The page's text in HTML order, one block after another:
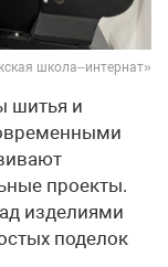
школа–интернат»
шитья и
проекты.
изделиями
поделок